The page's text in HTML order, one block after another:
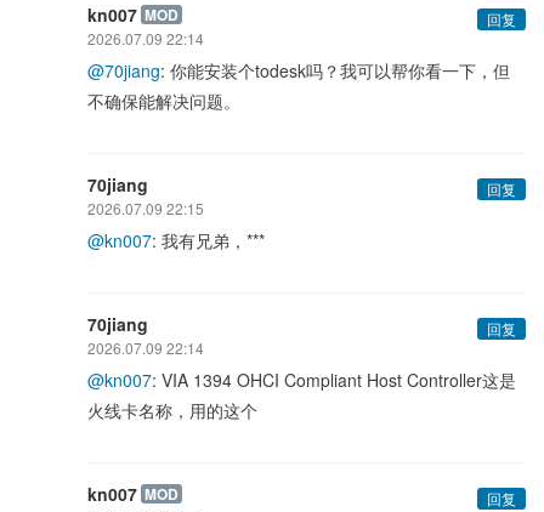
kn007 MOD
回复
2026.07.09 22:14
@70jiang: 你能安装个todesk吗？我可以帮你看一下，但
不确保能解决问题。
70jiang
回复
2026.07.09 22:15
@kn007: 我有兄弟，***
70jiang
回复
2026.07.09 22:14
@kn007: VIA 1394 OHCI Compliant Host Controller这是
火线卡名称，用的这个
kn007 MOD
回复